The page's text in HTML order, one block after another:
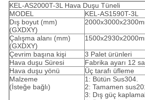
KEL-AS2000T-3L Hava Duşu Tüneli
MODEL
KEL-AS1590T-3L
Dış boyut (mm)
(GXDXY)
Çalışma alanı (mm)
(GXDXY)
Çevrim başına kişi
3 Palet ürünleri
Hava duşu Süresi
Fabrika ayarı 12
Hava duşu yönü
Üç tarafı üfleme
Malzeme
(İsteğe bağlı)
1: Bütün Sus304.
2: Tamamen
3: Dış güç